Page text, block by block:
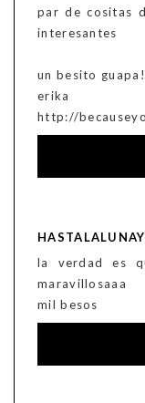
par de cositas
interesantes
un besito guapa!
erika
http://
la verdad es
maravillosaaa
mil besos